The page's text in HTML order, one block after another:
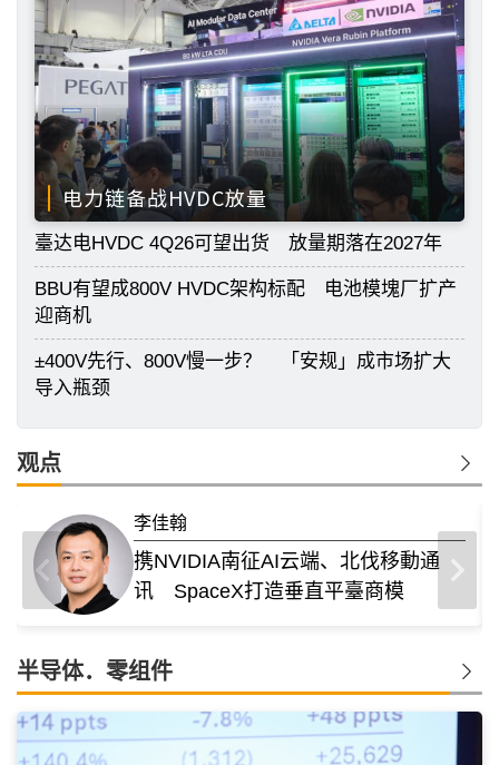
电力链备战HVDC放量
臺达电HVDC 4Q26可望出货 放量期落在2027年
BBU有望成800V HVDC架构标配 电池模塊厂扩产
迎商机
±400V先行、800V慢一步？ 「安规」成市场扩大
导入瓶颈
观点
李佳翰
携NVIDIA南征AI云端、北伐移動通
讯 SpaceX打造垂直平臺商模
半导体．零组件